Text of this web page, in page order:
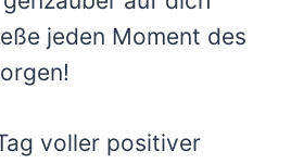
jeden Moment des
voller positiver